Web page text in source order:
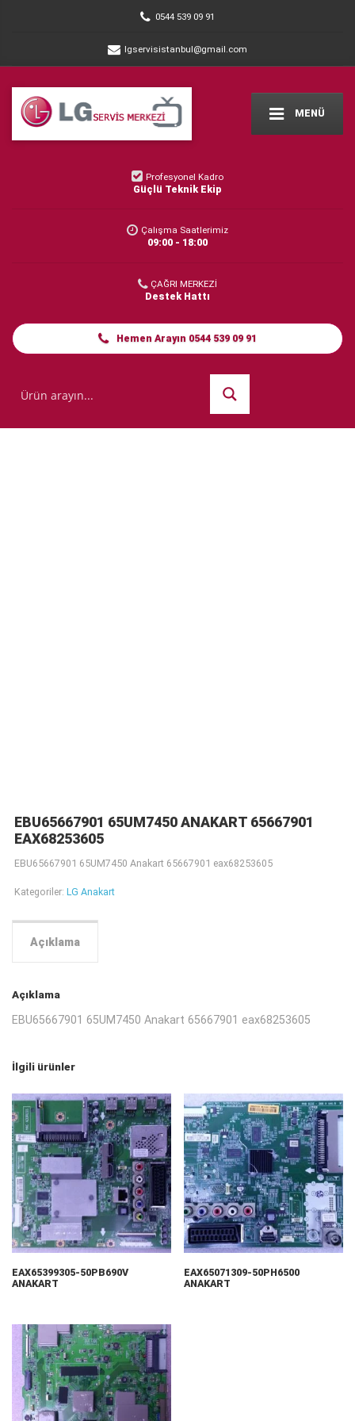
0544 539 09 91
lgservisistanbul@gmail.com
MENÜ
Profesyonel Kadro
Güçlü Teknik Ekip
Çalışma Saatlerimiz
09:00 - 18:00
ÇAĞRI MERKEZİ
Destek Hattı
Hemen Arayın 0544 539 09 91
EBU65667901 65UM7450 ANAKART 65667901
EAX68253605
EBU65667901 65UM7450 Anakart 65667901 eax68253605
Kategoriler: LG Anakart
Açıklama
Açıklama
EBU65667901 65UM7450 Anakart 65667901 eax68253605
İlgili ürünler
EAX65399305-50PB690V
ANAKART
EAX65071309-50PH6500
ANAKART